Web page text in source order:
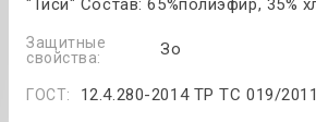
"Тиси" Состав: 65%полиэфир, 35%
Защитные
свойства:
Зо
ГОСТ: 12.4.280-2014 ТР ТС 019/2011